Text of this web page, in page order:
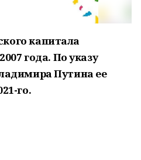
капитала
года. По указу
Путина ее
го.